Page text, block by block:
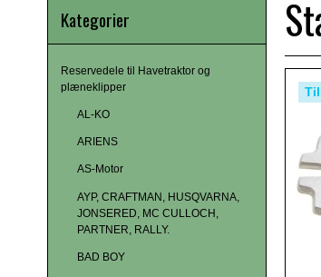
Kategorier
Reservedele til Havetraktor og
plæneklipper
AL-KO
ARIENS
AS-Motor
AYP, CRAFTMAN, HUSQVARNA,
JONSERED, MC CULLOCH,
PARTNER, RALLY.
BAD BOY